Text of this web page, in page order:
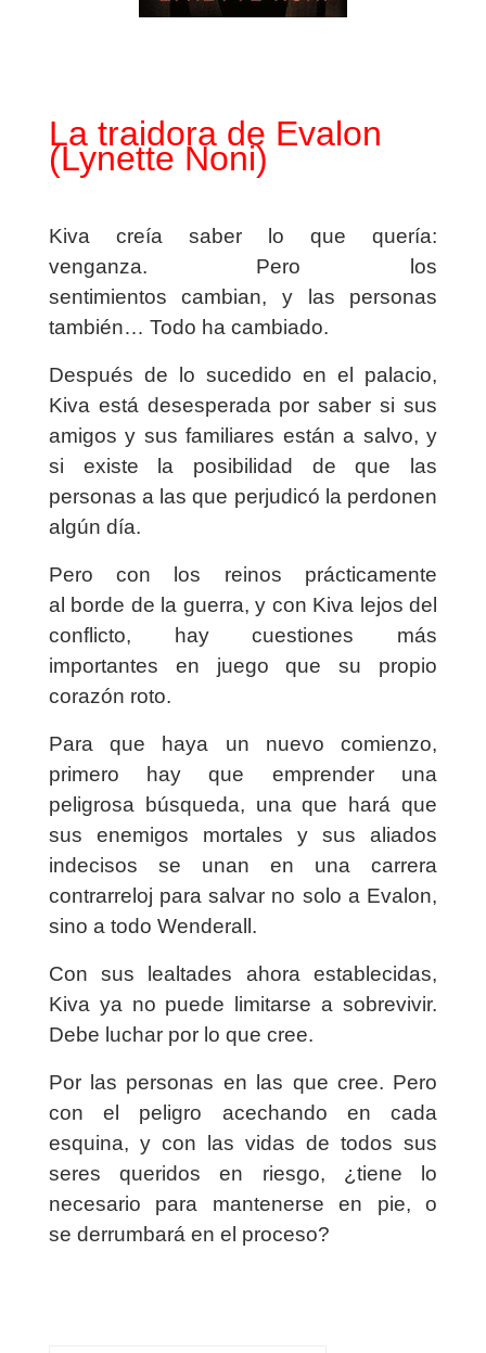
La traidora de Evalon
(Lynette Noni)
Kiva creía saber lo que quería:
venganza. Pero los
sentimientos cambian, y las personas
también… Todo ha cambiado.
Después de lo sucedido en el palacio,
Kiva está desesperada por saber si sus
amigos y sus familiares están a salvo, y
si existe la posibilidad de que las
personas a las que perjudicó la perdonen
algún día.
Pero con los reinos prácticamente
al borde de la guerra, y con Kiva lejos del
conflicto, hay cuestiones más
importantes en juego que su propio
corazón roto.
Para que haya un nuevo comienzo,
primero hay que emprender una
peligrosa búsqueda, una que hará que
sus enemigos mortales y sus aliados
indecisos se unan en una carrera
contrarreloj para salvar no solo a Evalon,
sino a todo Wenderall.
Con sus lealtades ahora establecidas,
Kiva ya no puede limitarse a sobrevivir.
Debe luchar por lo que cree.
Por las personas en las que cree. Pero
con el peligro acechando en cada
esquina, y con las vidas de todos sus
seres queridos en riesgo, ¿tiene lo
necesario para mantenerse en pie, o
se derrumbará en el proceso?